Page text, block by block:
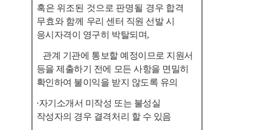
혹은 위조된 것으로 판명될 경우 합격
무효와 함께
우리 센터 직원 선발 시
응시자격이 영구히 박탈되며,
관계 기관에 통보할 예정이므로 지원서
등을 제출하기 전에 모든 사항을 면밀히
확인하여 불이익을 받지 않도록 유의
∙자기소개서 미작성 또는 불성실
작성자의 경우 결격처리 할 수 있음